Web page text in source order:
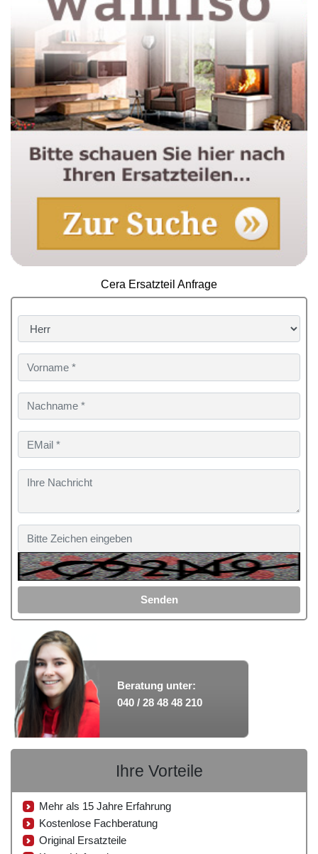
Cera Ersatzteil Anfrage
Senden
Beratung unter:
040 / 28 48 48 210
Ihre Vorteile
Mehr als 15 Jahre Erfahrung
Kostenlose Fachberatung
Original Ersatzteile